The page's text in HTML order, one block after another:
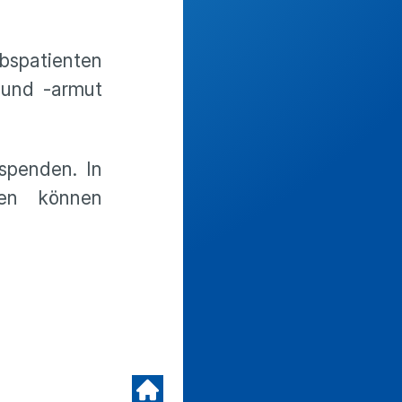
-armut
In
können